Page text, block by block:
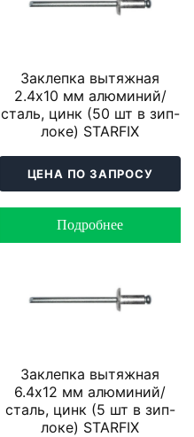
Заклепка вытяжная
2.4х10 мм алюминий/
сталь, цинк (50 шт в зип-
локе) STARFIX
ЦЕНА ПО ЗАПРОСУ
Подробнее
Заклепка вытяжная
6.4х12 мм алюминий/
сталь, цинк (5 шт в зип-
локе) STARFIX